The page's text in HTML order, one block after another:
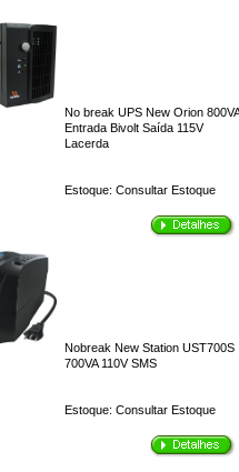
No break UPS New Orion 800VA
Entrada Bivolt Saída 115V
Lacerda
Estoque: Consultar Estoque
Nobreak New Station UST700S
700VA 110V SMS
Estoque: Consultar Estoque